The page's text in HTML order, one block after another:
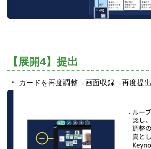
【展開4】提出
カードを再度調整→画面収録→再度提出